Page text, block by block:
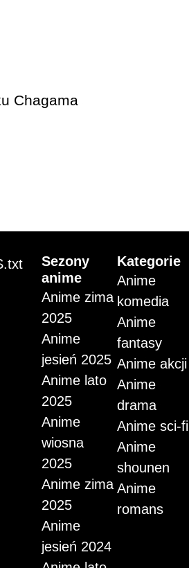
Chagama
Sezony
anime
Anime zima
2025
Anime
jesień 2025
Anime lato
2025
Anime
wiosna
2025
Anime zima
2025
Anime
jesień 2024
Kategorie
Anime
komedia
Anime
fantasy
Anime akcji
Anime
drama
Anime sci-fi
Anime
shounen
Anime
romans